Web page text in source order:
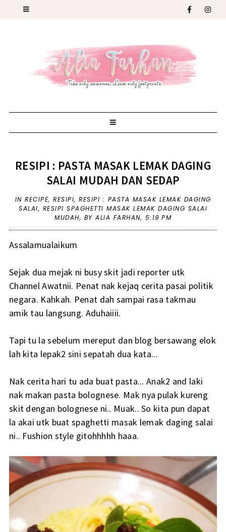
RESIPI : PASTA MASAK LEMAK DAGING
SALAI MUDAH DAN SEDAP
IN RECIPE, RESIPI, RESIPI : PASTA MASAK LEMAK DAGING
SALAI, RESIPI SPAGHETTI MASAK LEMAK DAGING SALAI
MUDAH, BY ALIA FARHAN, 5:19 PM
Assalamualaikum
Sejak dua mejak ni busy skit jadi reporter utk
Channel Awatnii. Penat nak kejaq cerita pasai politik
negara. Kahkah. Penat dah sampai rasa takmau
amik tau langsung. Aduhaiiii.
Tapi tu la sebelum mereput dan blog bersawang elok
lah kita lepak2 sini sepatah dua kata...
Nak cerita hari tu ada buat pasta... Anak2 and laki
nak makan pasta bolognese. Mak nya pulak kureng
skit dengan bolognese ni.. Muak.. So kita pun dapat
la akai utk buat spaghetti masak lemak daging salai
ni.. Fushion style gitohhhhh haaa.